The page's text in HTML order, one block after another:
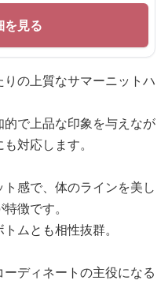
を見る
の上質なサマーニットハ
で上品な印象を与えなが
対応します。
感で、体のラインを美し
徴です。
ムとも相性抜群。
ディネートの主役になる